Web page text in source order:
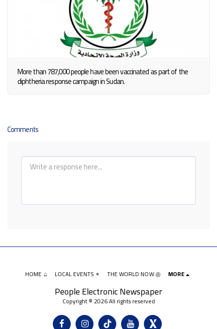
More than 787,000 people have been vaccinated as part of the
diphtheria response campaign in Sudan.
Comments
People Electronic Newspaper
Copyright © 2026 All rights reserved
HOME ⌂ LOCAL EVENTS ⌖ THE WORLD NOW ◎ MORE